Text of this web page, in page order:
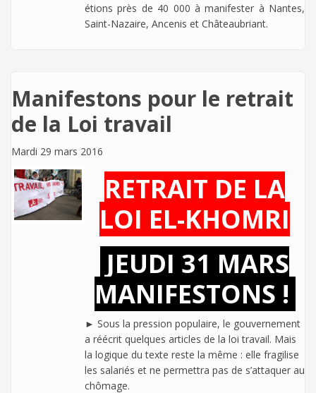
étions près de 40 000 à manifester à Nantes,
Saint-Nazaire, Ancenis et Châteaubriant.
Manifestons pour le retrait
de la Loi travail
Mardi 29 mars 2016
RETRAIT DE LA
LOI EL-KHOMRI
JEUDI 31 MARS
MANIFESTONS !
► Sous la pression populaire, le gouvernement
a réécrit quelques articles de la loi travail. Mais
la logique du texte reste la même : elle fragilise
les salariés et ne permettra pas de s’attaquer au
chômage.